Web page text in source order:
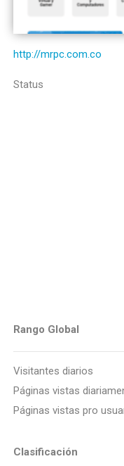
http://mrpc.com.co
Status
Rango Global
Visitantes diarios
Páginas vistas
Páginas vistas pro
Clasificación